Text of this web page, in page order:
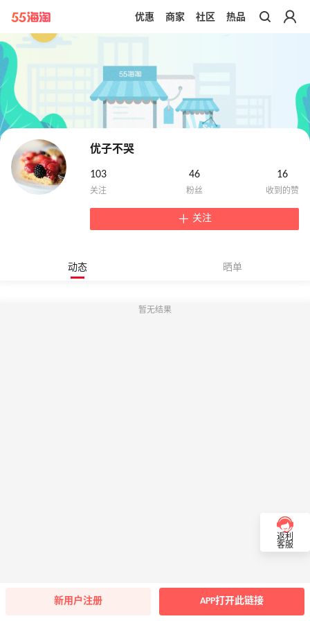
带你去官网买正品
优惠 商家 社区 热品
优子不哭
103 46 16
关注
动态 晒单
暂无结果
返利
客服
新用户注册 APP打开此链接